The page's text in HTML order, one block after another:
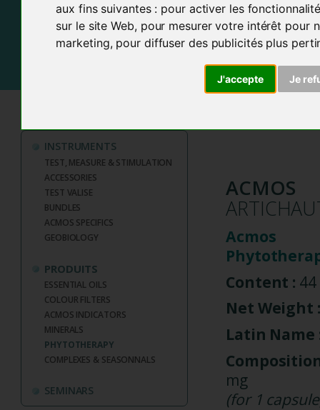
aux fins suivantes : pour activer les
sur le site Web, pour mesurer votre intérêt pour
marketing, pour diffuser des publicités plus
J'accepte Je
INSTRUMENTS
TEST, MEASURE & STIMULATION
ACCESSORIES
TEST VALISE
BUNDLES
ACMOS SPECIFICS
GEOBIOLOGY
PRODUITS
ESSENTIAL OILS
COLOUR FILTERS
ACMOS INDICATORS
MINERALS
PHYTOTHERAPY
COMPLEXES & SEASONNALS
SEMINARS
ACMOS
Acmos
Content :
Net Weight :
Latin Name
mg
(for 1